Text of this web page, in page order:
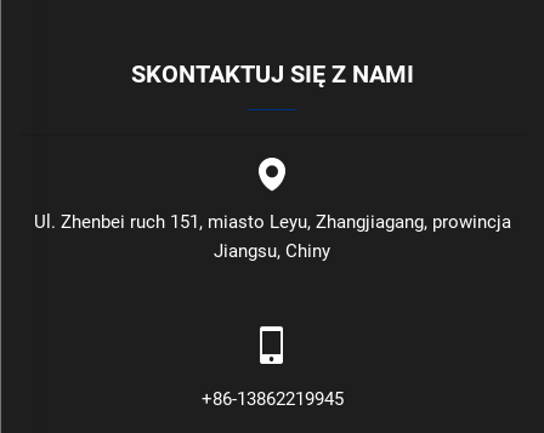
SKONTAKTUJ SIĘ Z NAMI
Ul. Zhenbei ruch 151, miasto Leyu, Zhangjiagang, prowincja
Jiangsu, Chiny
+86-13862219945